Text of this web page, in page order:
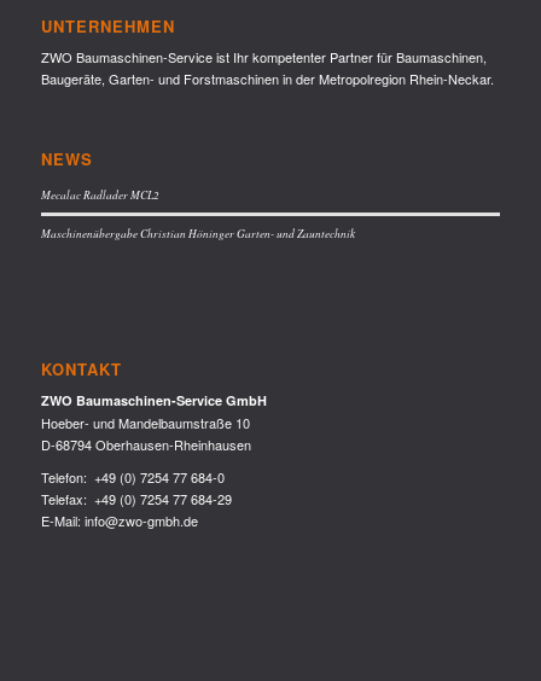
UNTERNEHMEN
ZWO Baumaschinen-Service ist Ihr kompetenter Partner für Baumaschinen,
Baugeräte, Garten- und Forstmaschinen in der Metropolregion Rhein-Neckar.
NEWS
Mecalac Radlader MCL2
Maschinenübergabe Christian Höninger Garten- und Zauntechnik
KONTAKT
ZWO Baumaschinen-Service GmbH
Hoeber- und Mandelbaumstraße 10
D-68794 Oberhausen-Rheinhausen
Telefon: +49 (0) 7254 77 684-0
Telefax: +49 (0) 7254 77 684-29
E-Mail: info@zwo-gmbh.de